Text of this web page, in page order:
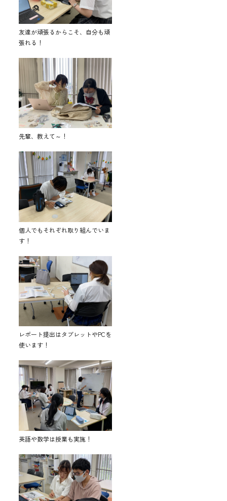
友達が頑張るからこそ、自分も頑
張れる！
先輩、教えて～！
個人でもそれぞれ取り組んでいま
す！
レポート提出はタブレットやPCを
使います！
英語や数学は授業も実施！